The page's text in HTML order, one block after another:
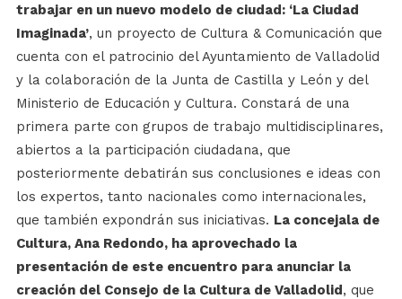
trabajar en un nuevo modelo de ciudad: ‘La Ciudad
Imaginada’, un proyecto de Cultura & Comunicación que
cuenta con el patrocinio del Ayuntamiento de Valladolid
y la colaboración de la Junta de Castilla y León y del
Ministerio de Educación y Cultura. Constará de una
primera parte con grupos de trabajo multidisciplinares,
abiertos a la participación ciudadana, que
posteriormente debatirán sus conclusiones e ideas con
los expertos, tanto nacionales como internacionales,
que también expondrán sus iniciativas. La concejala de
Cultura, Ana Redondo, ha aprovechado la
presentación de este encuentro para anunciar la
creación del Consejo de la Cultura de Valladolid, que